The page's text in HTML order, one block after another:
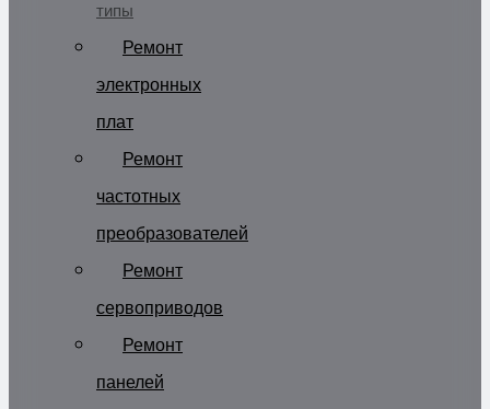
типы
Ремонт
электронных
плат
Ремонт
частотных
преобразователей
Ремонт
сервоприводов
Ремонт
панелей